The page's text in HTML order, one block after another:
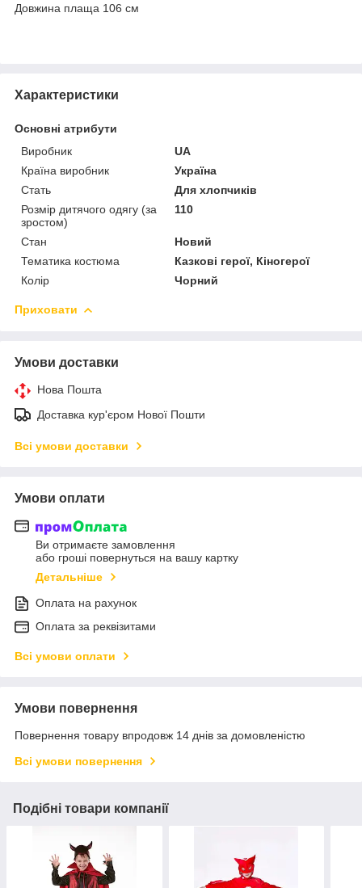
Довжина плаща 106 см
Характеристики
Основні атрибути
Виробник
UA
Країна виробник
Україна
Стать
Для хлопчиків
Розмір дитячого одягу (за
зростом)
110
Стан
Новий
Тематика костюма
Казкові герої, Кіногерої
Колір
Чорний
Приховати
Умови доставки
Нова Пошта
Доставка кур'єром Нової Пошти
Всі умови доставки
Умови оплати
Ви отримаєте замовлення
або гроші повернуться на вашу картку
Детальніше
Оплата на рахунок
Оплата за реквізитами
Всі умови оплати
Умови повернення
Повернення товару впродовж 14 днів за домовленістю
Всі умови повернення
Подібні товари компанії